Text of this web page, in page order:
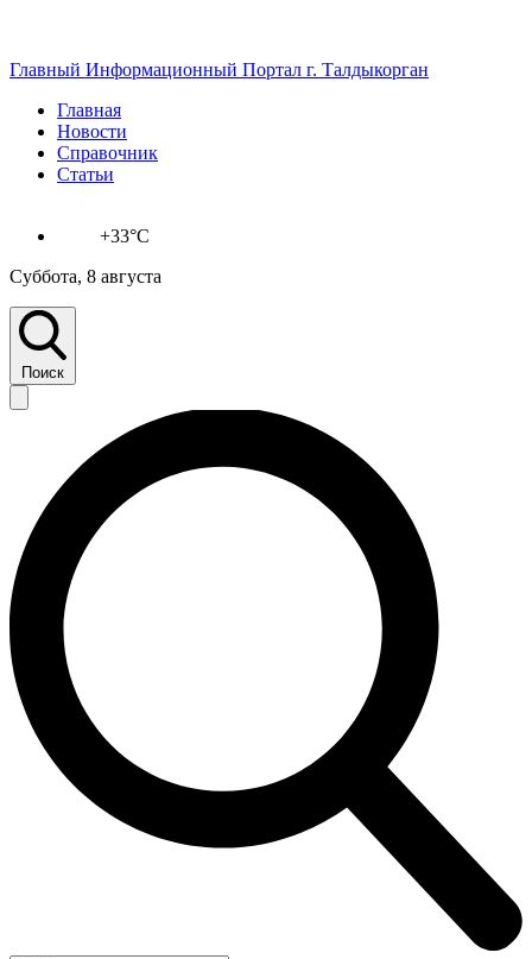
Главный Информационный Портал г. Талдыкорган
Главная
Новости
Справочник
Статьи
+33°C
Суббота, 8 августа
Поиск